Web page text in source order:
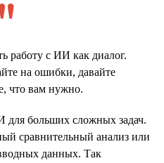
работу с ИИ как диалог.
на ошибки, давайте
что вам нужно.
больших сложных задач.
сравнительный анализ или
данных. Так